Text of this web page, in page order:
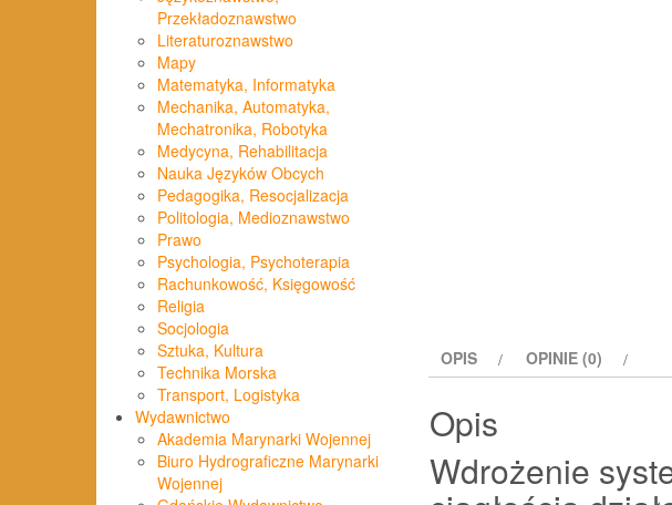
Przekładoznawstwo
Literaturoznawstwo
Mapy
Matematyka, Informatyka
Mechanika, Automatyka,
Mechatronika, Robotyka
Medycyna, Rehabilitacja
Nauka Języków Obcych
Pedagogika, Resocjalizacja
Politologia, Medioznawstwo
Prawo
Psychologia, Psychoterapia
Rachunkowość, Księgowość
Religia
Socjologia
Sztuka, Kultura
Technika Morska
Transport, Logistyka
Wydawnictwo
Akademia Marynarki Wojennej
Biuro Hydrograficzne Marynarki
Wojennej
OPIS OPINIE (0)
Opis
Wdrożenie